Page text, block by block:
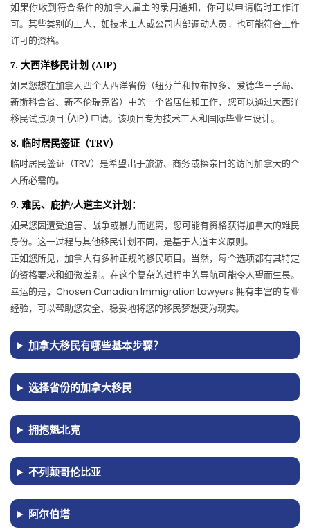
如果你收到符合条件的加拿大雇主的录用通知，你可以申请临时工作许
可。某些类别的工人，如技术工人或公司内部调动人员，也可能符合工作
许可的资格。
7. 大西洋移民计划 (AIP)
如果您想在加拿大四个大西洋省份（纽芬兰和拉布拉多、爱德华王子岛、
新斯科舍省、新不伦瑞克省）中的一个省居住和工作，您可以通过大西洋
移民试点项目 (AIP) 申请。该项目专为技术工人和国际毕业生设计。
8. 临时居民签证（TRV）
临时居民签证（TRV）是希望出于旅游、商务或探亲目的访问加拿大的个
人所必需的。
9. 难民、庇护/人道主义计划：
如果您因遭受迫害、战争或暴力而逃离，您可能有资格获得加拿大的难民
身份。这一过程与其他移民计划不同，是基于人道主义原则。
正如您所见，加拿大有多种正规的移民项目。当然，每个选项都有其特定
的资格要求和细微差别。在这个复杂的过程中的导航可能令人望而生畏。
幸运的是，Chosen Canadian Immigration Lawyers 拥有丰富的专业
经验，可以帮助您安全、稳妥地将您的移民梦想变为现实。
加拿大移民有哪些基本步骤？
选择省份的加拿大移民
拥抱魁北克
不列颠哥伦比亚
阿尔伯塔